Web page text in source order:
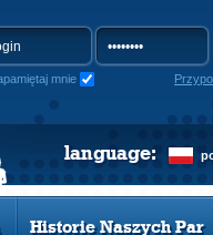
mnie
language:
Historie Naszych Par